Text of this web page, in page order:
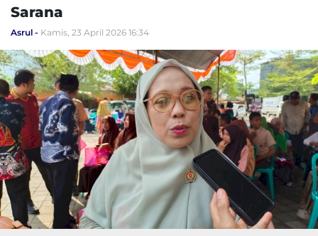
Sarana
Asrul Kamis, 23 April 2026 16:34